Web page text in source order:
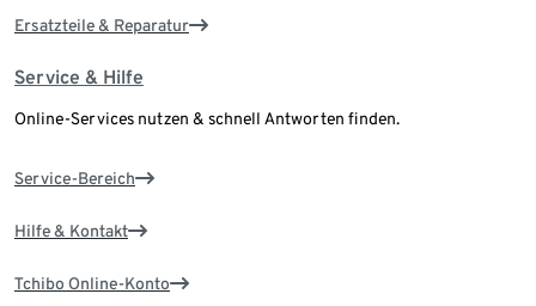
Ersatzteile & Reparatur
Service & Hilfe
Online-Services nutzen & schnell Antworten finden.
Service-Bereich
Hilfe & Kontakt
Tchibo Online-Konto